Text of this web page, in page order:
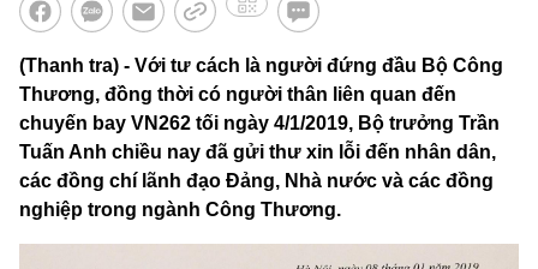
(Thanh tra) - Với tư cách là người đứng đầu Bộ Công
Thương, đồng thời có người thân liên quan đến
chuyến bay VN262 tối ngày 4/1/2019, Bộ trưởng Trần
Tuấn Anh chiều nay đã gửi thư xin lỗi đến nhân dân,
các đồng chí lãnh đạo Đảng, Nhà nước và các đồng
nghiệp trong ngành Công Thương.